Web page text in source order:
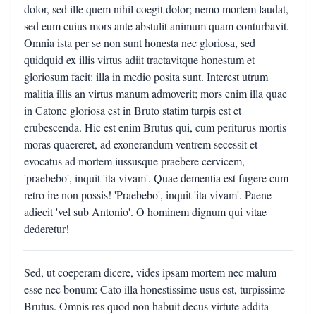
dolor, sed ille quem nihil coegit dolor; nemo mortem laudat,
sed eum cuius mors ante abstulit animum quam conturbavit.
Omnia ista per se non sunt honesta nec gloriosa, sed
quidquid ex illis virtus adiit tractavitque honestum et
gloriosum facit: illa in medio posita sunt. Interest utrum
malitia illis an virtus manum admoverit; mors enim illa quae
in Catone gloriosa est in Bruto statim turpis est et
erubescenda. Hic est enim Brutus qui, cum periturus mortis
moras quaereret, ad exonerandum ventrem secessit et
evocatus ad mortem iussusque praebere cervicem,
'praebebo', inquit 'ita vivam'. Quae dementia est fugere cum
retro ire non possis! 'Praebebo', inquit 'ita vivam'. Paene
adiecit 'vel sub Antonio'. O hominem dignum qui vitae
dederetur!
Sed, ut coeperam dicere, vides ipsam mortem nec malum
esse nec bonum: Cato illa honestissime usus est, turpissime
Brutus. Omnis res quod non habuit decus virtute addita